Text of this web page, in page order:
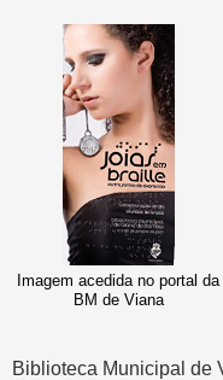
Imagem acedida no portal da
BM de Viana
Biblioteca Municipal de